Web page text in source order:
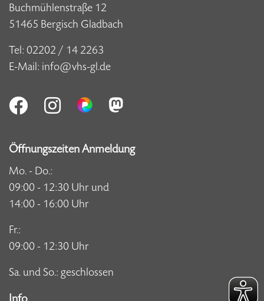
Buchmühlenstraße 12
51465 Bergisch Gladbach
Tel: 02202 / 14 2263
E-Mail: info@vhs-gl.de
Öffnungszeiten Anmeldung
Mo. - Do.:
09:00 - 12:30 Uhr und
14:00 - 16:00 Uhr
Fr.:
09:00 - 12:30 Uhr
Sa. und So.: geschlossen